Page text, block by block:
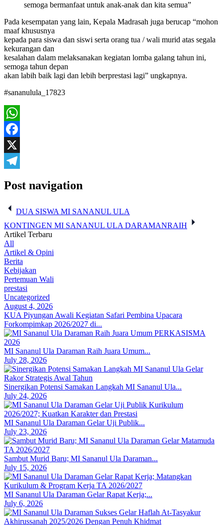
semoga bermanfaat untuk anak-anak dan kita semua”
Pada kesempatan yang lain, Kepala Madrasah juga berucap “mohon
maaf khususnya
kepada para siswa dan siswi serta orang tua / wali murid atas segala
kekurangan dan
kesalahan dalam melaksanakan kegiatan lomba galang tahun ini,
semoga tahun depan
akan labih baik lagi dan lebih berprestasi lagi” ungkapnya.
#sananulula_17823
WhatsApp
Facebook
X
Post navigation
DUA SISWA MI SANANUL ULA
KONTINGEN MI SANANUL ULA DARAMANRAIH
Artikel Terbaru
All
Artikel & Opini
Berita
Kebijakan
Pertemuan Wali
prestasi
Uncategorized
August 4, 2026
KUA Piyungan Awali Kegiatan Safari Pembina Upacara
Forkompimkap 2026/2027 di...
MI Sananul Ula Daraman Raih Juara Umum...
July 28, 2026
Sinergikan Potensi Samakan Langkah MI Sananul Ula...
July 24, 2026
MI Sananul Ula Daraman Gelar Uji Publik...
July 23, 2026
Sambut Murid Baru; MI Sananul Ula Daraman...
July 15, 2026
MI Sananul Ula Daraman Gelar Rapat Kerja;...
July 6, 2026